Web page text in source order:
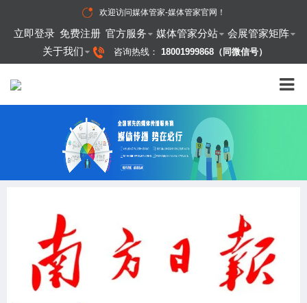
欢迎访问媒体管家-媒体管家官网 ！
立即登录 免费注册 官方服务 媒体管家分站
会展管家矩阵
关于我们
咨询热线： 18001999868（同微信号）